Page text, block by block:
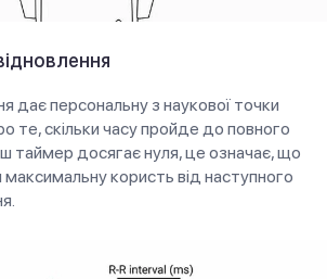
дає персональну з наукової точки
те, скільки часу пройде до повного
таймер досягає нуля, це означає, що
користь від наступного